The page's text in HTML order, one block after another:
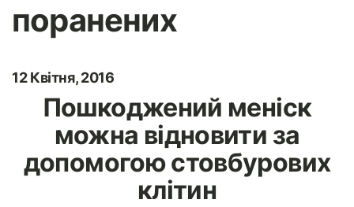
поранених
12 Квітня, 2016
Пошкоджений меніск
можна відновити за
допомогою стовбурових
клітин